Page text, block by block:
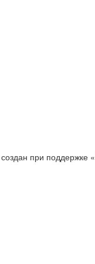
при поддержке «